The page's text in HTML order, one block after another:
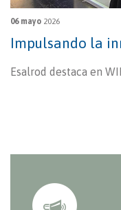
06 mayo 2026
Impulsando la
Esalrod destaca en